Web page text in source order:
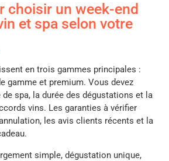
choisir un week-end
et spa selon votre
en trois gammes principales :
gamme et premium. Vous devez
spa, la durée des dégustations et la
vins. Les garanties à vérifier
les avis clients récents et la
simple, dégustation unique,